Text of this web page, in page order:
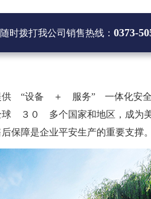
时拨打我公司销售热线： 0373-
供 “设备 ＋ 服务” 一体化安全
３０ 多个国家和地区，成为美
障是企业平安生产的重要支撑。